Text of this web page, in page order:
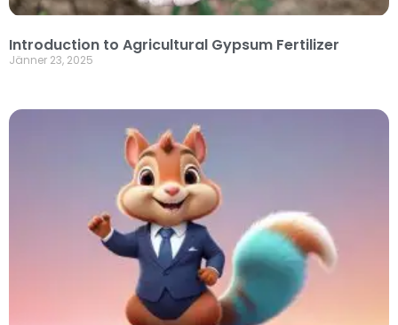
Introduction to Agricultural Gypsum Fertilizer
Jänner 23, 2025